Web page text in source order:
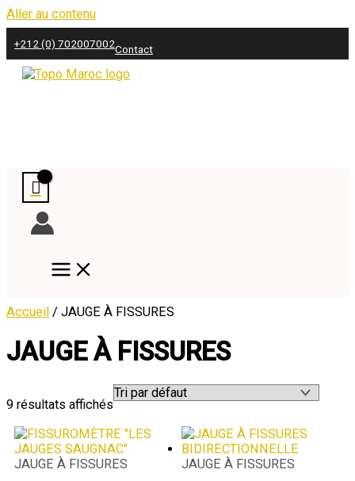
Aller au contenu
+212 (0) 702007002Contact
Accueil / JAUGE À FISSURES
JAUGE À FISSURES
9 résultats affichés
JAUGE À FISSURES JAUGE À FISSURES